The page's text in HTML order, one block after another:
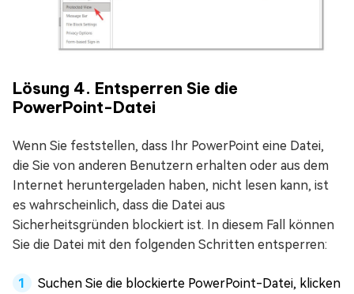
Lösung 4. Entsperren Sie die
PowerPoint-Datei
Wenn Sie feststellen, dass Ihr PowerPoint eine Datei,
die Sie von anderen Benutzern erhalten oder aus dem
Internet heruntergeladen haben, nicht lesen kann, ist
es wahrscheinlich, dass die Datei aus
Sicherheitsgründen blockiert ist. In diesem Fall können
Sie die Datei mit den folgenden Schritten entsperren:
Suchen Sie die blockierte PowerPoint-Datei, klicken